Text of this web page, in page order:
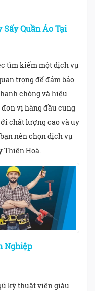
Sấy Quần Áo Tại
tìm kiếm một dịch vụ
trọng để đảm bảo
chóng và hiệu
vị hàng đầu cung
chất lượng cao và uy
nên chọn dịch vụ
Thiên Hoà.
Nghiệp
kỹ thuật viên giàu